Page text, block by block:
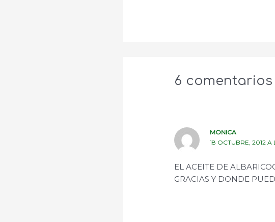
6 comentarios
MONICA
18 OCTUBRE, 2012 A
EL ACEITE DE
GRACIAS Y DONDE